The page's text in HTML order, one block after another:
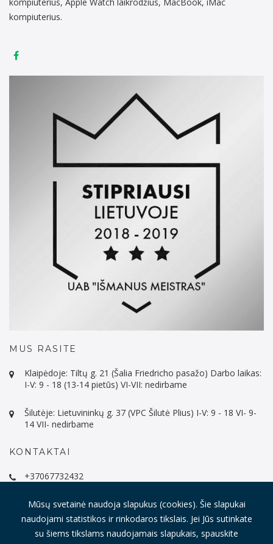
kompiuterius.
MUS RASITE
Klaipėdoje: Tiltų g. 21 (Šalia Friedricho pasažo) Darbo laikas:
I-V: 9 - 18 (13-14 pietūs) VI-VII: nedirbame
Šilutėje: Lietuvininkų g. 37 (VPC Šilutė Plius) I-V: 9 - 18 VI- 9-
14 VII- nedirbame
KONTAKTAI
+37067732432
Mūsų svetainė naudoja slapukus (cookies). Šie slapukai
naudojami statistikos ir rinkodaros tikslais. Jei Jūs sutinkate
su šiems tikslams naudojamais slapukais, spauskite